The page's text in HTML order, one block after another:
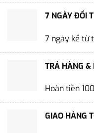
7 NGÀY ĐỔI
7 ngày kể từ
TRẢ HÀNG &
Hoàn tiền
GIAO HÀNG